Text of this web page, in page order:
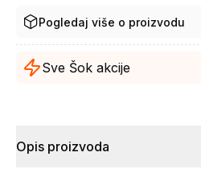
Pogledaj više o proizvodu
Sve Šok akcije
Opis proizvoda